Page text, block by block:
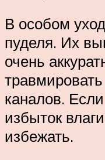
В особом
пуделя. Их
очень
каналов.
избыток
избежать.